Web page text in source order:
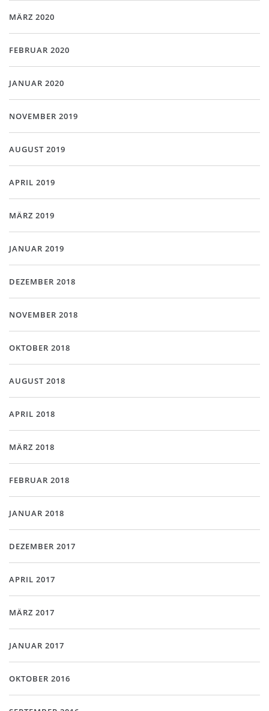
MÄRZ 2020
FEBRUAR 2020
JANUAR 2020
NOVEMBER 2019
AUGUST 2019
APRIL 2019
MÄRZ 2019
JANUAR 2019
DEZEMBER 2018
NOVEMBER 2018
OKTOBER 2018
AUGUST 2018
APRIL 2018
MÄRZ 2018
FEBRUAR 2018
JANUAR 2018
DEZEMBER 2017
APRIL 2017
MÄRZ 2017
JANUAR 2017
OKTOBER 2016